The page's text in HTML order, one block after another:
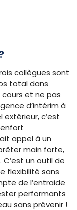
collègues sont
total dans
cours et ne pas
d’intérim à
extérieur, c’est
appel à un
main forte,
un outil de
flexibilité sans
de l’entraide
performants
sans prévenir !